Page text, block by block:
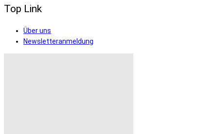
Top Link
Über uns
Newsletteranmeldung